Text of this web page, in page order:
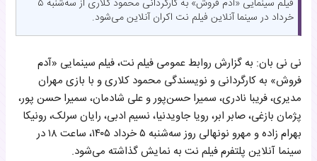
فیلم سینمایی «آدم فروش» به کارگردانی محمود کلاری از سه‌شنبه ۵
خرداد در سینما آنلاین فیلم نت اکران آنلاین می‌شود.
نی نی بان: به گزارش روابط عمومی فیلم نت، فیلم سینمایی «آدم
فروش» به کارگردانی و نویسندگی محمود کلاری و با بازی مهران
مدیری، فریبا نادری، سمیرا حسن‌پور و علی شادمان، سمیرا حسن پور،
پژمان بازغی، صابر ابر، رویا جاویدنیا، نسیم ادبی، رایان سرلک، رونیکا
بهرام زاده و مهرو نونهالی روز سه‌شنبه ۵ خرداد ۱۴۰۵، ساعت ۱۸ در
سینما آنلاین پلتفرم فیلم نت به نمایش گذاشته می‌شود.